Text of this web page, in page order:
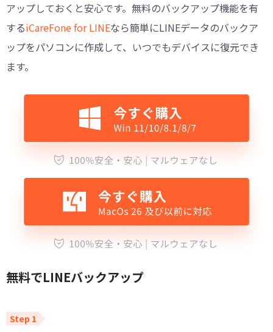
アップしておくと安心です。無料のバックアップ機能を有
するiCareFone for LINEなら簡単にLINEデータのバックア
ップをパソコンに作成して、いつでもデバイスに復元でき
ます。
無料でLINEバックアップ